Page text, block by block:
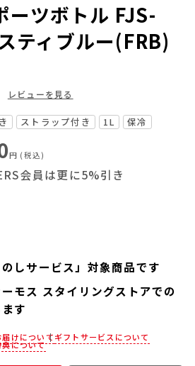
ーツボトル FJS-
ティブルー(FRB)
レビューを見る
ストラップ付き 1L 保冷
円 (税込)
会員は更に5%引き
しサービス」対象商品です
を希望される場合は、商品を
「会員限定のし・ラッピング
ボタンからお手続きくださ
モス スタイリングストアでの
す
ては、各店舗までお電話にて
けについてギフトサービスについて
典について